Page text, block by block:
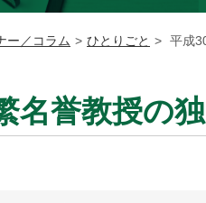
ー／コラム ひとりごと 平成
名誉教授の